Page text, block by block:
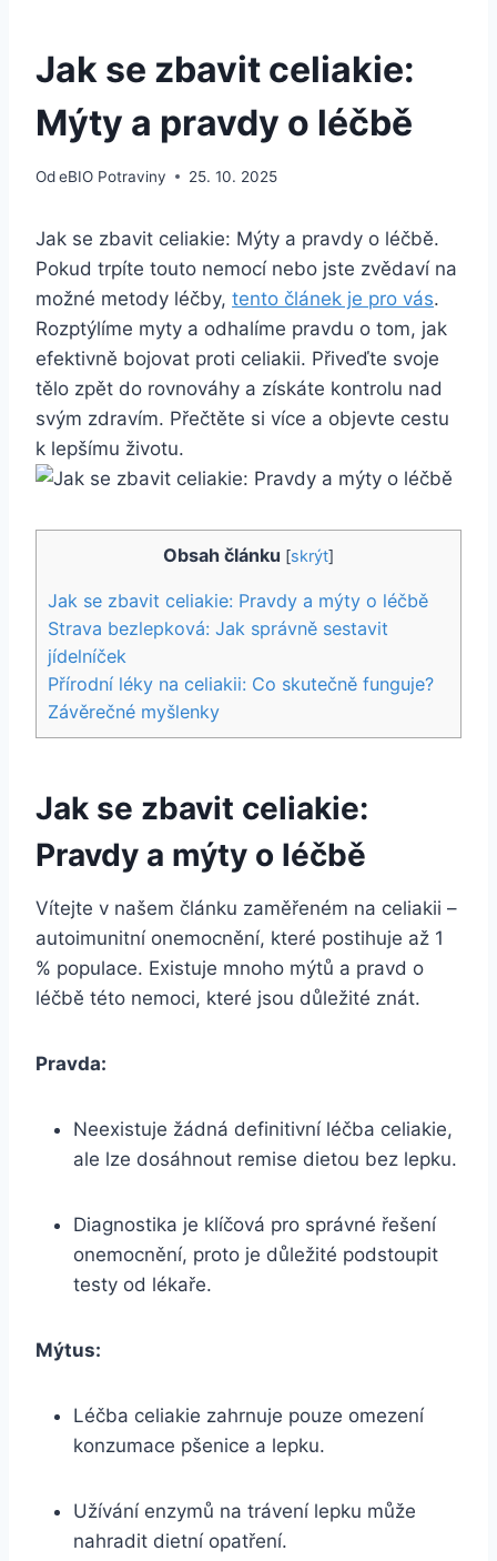
Jak se zbavit celiakie:
Mýty a pravdy o léčbě
OdeBIO Potraviny 25. 10. 2025
Jak se zbavit celiakie: Mýty a pravdy o léčbě.
Pokud trpíte touto nemocí nebo jste zvědaví na
možné metody léčby, tento článek je pro vás.
Rozptýlíme myty a odhalíme pravdu o tom, jak
efektivně bojovat proti celiakii. Přiveďte svoje
tělo zpět do rovnováhy a získáte kontrolu nad
svým zdravím. Přečtěte si více a objevte cestu
k lepšímu životu.
Obsah článku [skrýt]
Jak se zbavit celiakie: Pravdy a mýty o léčbě
Strava bezlepková: Jak správně sestavit
jídelníček
Přírodní léky na celiakii: Co skutečně funguje?
Závěrečné myšlenky
Jak se zbavit celiakie:
Pravdy a mýty o léčbě
Vítejte v našem článku zaměřeném na celiakii –
autoimunitní onemocnění, které postihuje až 1
% populace. Existuje mnoho mýtů a pravd o
léčbě této nemoci, které jsou důležité znát.
Pravda:
Neexistuje žádná definitivní léčba celiakie,
ale lze dosáhnout remise dietou bez lepku.
Diagnostika je klíčová pro správné řešení
onemocnění, proto je důležité podstoupit
testy od lékaře.
Mýtus:
Léčba celiakie zahrnuje pouze omezení
konzumace pšenice a lepku.
Užívání enzymů na trávení lepku může
nahradit dietní opatření.